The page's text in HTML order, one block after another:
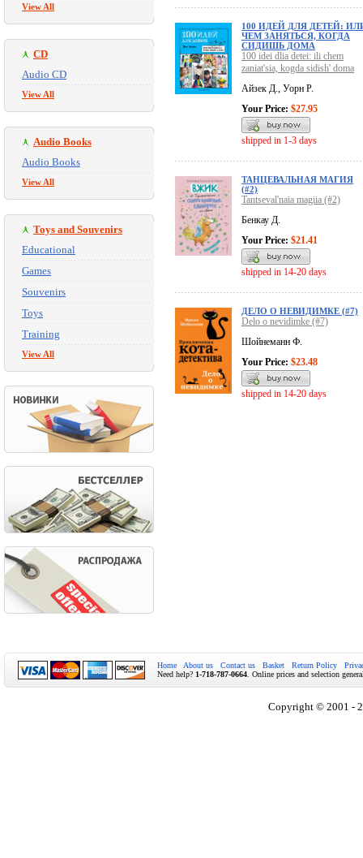
View All
CD
Audio CD
View All
Audio Books
Audio Books
View All
Toys and Souvenirs
Educational
Games
Souvenirs
Toys
Training
View All
100 ИДЕЙ ДЛЯ ДЕТЕЙ:
ЧЕМ ЗАНЯТЬСЯ, КОГДА
СИДИШЬ ДОМА
100 idei dlia detei: ili chem
zaniat'sia, kogda sidish' doma
Айзек Д., Уорн Р.
Your Price: $27.95
shipped in 1-3 days
ТАНЦЕВАЛЬНАЯ МАГИЯ
(#2)
Tantseval'naia magiia (#2)
Бенкау Д.
Your Price: $21.41
shipped in 14-20 days
ДЕЛО О НЕВИДИМКЕ (#7)
Delo o nevidimke (#7)
Шойнеманн Ф.
Your Price: $23.48
shipped in 14-20 days
Home About us Contact us Basket Return Policy
Need help? 1-718-787-0664 . Online prices and selection
Copyright © 2001 -